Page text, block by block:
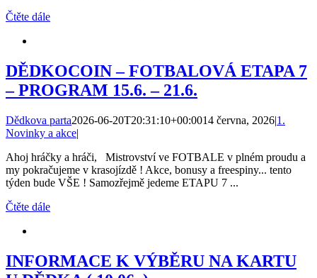
Čtěte dále
DĚDKOCOIN – FOTBALOVÁ ETAPA 7
– PROGRAM 15.6. – 21.6.
Dědkova parta2026-06-20T20:31:10+00:0014 června, 2026|1.
Novinky a akce|
Ahoj hráčky a hráči, Mistrovství ve FOTBALE v plném proudu a
my pokračujeme v krasojízdě ! Akce, bonusy a freespiny... tento
týden bude VŠE ! Samozřejmě jedeme ETAPU 7 ...
Čtěte dále
INFORMACE K VÝBĚRU NA KARTU